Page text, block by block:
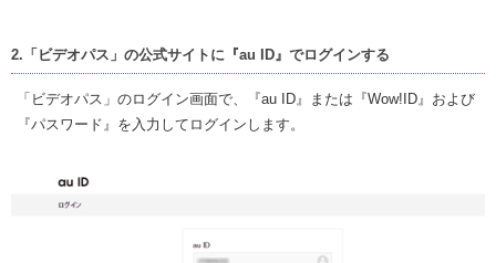
2.「ビデオパス」の公式サイトに『au ID』でログインする
「ビデオパス」のログイン画面で、『au ID』または『Wow!ID』および
『パスワード』を入力してログインします。